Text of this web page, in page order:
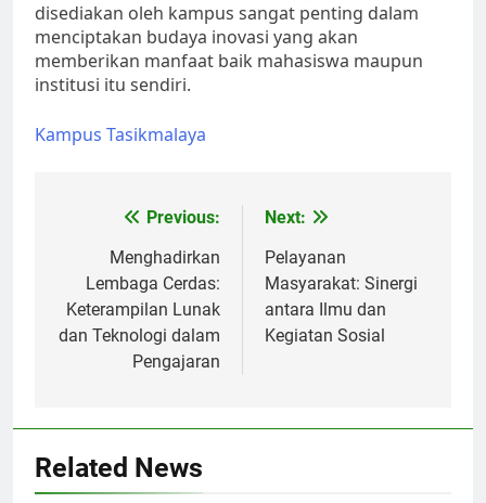
disediakan oleh kampus sangat penting dalam
menciptakan budaya inovasi yang akan
memberikan manfaat baik mahasiswa maupun
institusi itu sendiri.
Kampus Tasikmalaya
navigation
Previous:
Menghadirkan
Lembaga Cerdas:
Keterampilan Lunak
dan Teknologi dalam
Pengajaran
Next:
Pelayanan
Masyarakat: Sinergi
antara Ilmu dan
Kegiatan Sosial
Related News